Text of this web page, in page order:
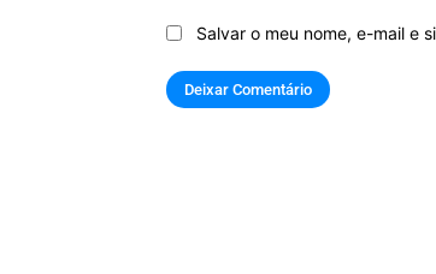
Salvar o meu nome, e-mail e